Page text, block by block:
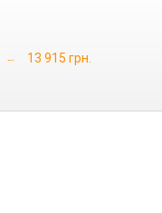
→
13 915 грн.